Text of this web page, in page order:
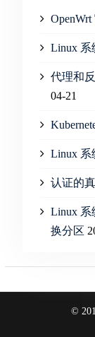
Linux 系
代理和
04-21
Linux 系
认证的
Linux 系
换分区
©